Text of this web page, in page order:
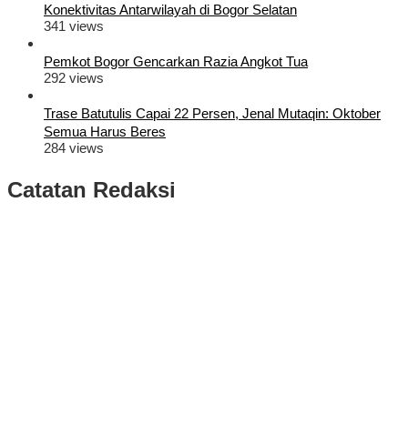
Konektivitas Antarwilayah di Bogor Selatan
341 views
Pemkot Bogor Gencarkan Razia Angkot Tua
292 views
Trase Batutulis Capai 22 Persen, Jenal Mutaqin: Oktober
Semua Harus Beres
284 views
Catatan Redaksi